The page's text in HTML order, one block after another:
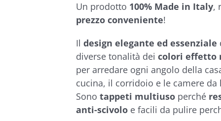
Un prodotto 100% Made in Italy,
prezzo conveniente!
Il design elegante ed essenziale
diverse tonalità dei colori effetto
per arredare ogni angolo della
cucina, il corridoio e le camere da
Sono tappeti multiuso perché
anti-scivolo e facili da pulire